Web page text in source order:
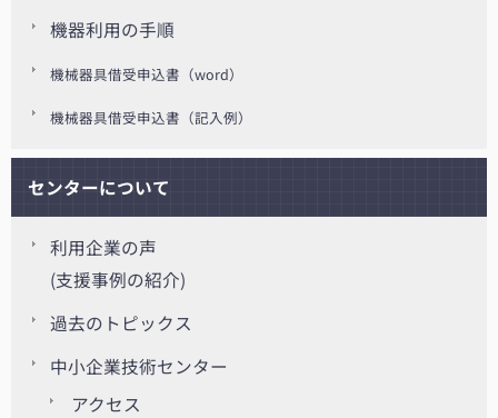
機器利用の手順
機械器具借受申込書（word）
機械器具借受申込書（記入例）
センターについて
利用企業の声
(支援事例の紹介)
過去のトピックス
中小企業技術センター
アクセス